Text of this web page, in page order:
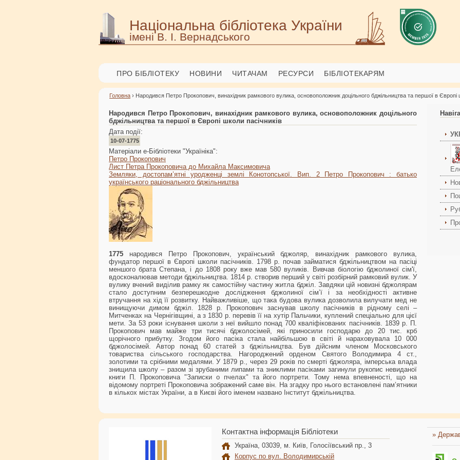
Національна бібліотека України
імені В. І. Вернадського
ПРО БІБЛІОТЕКУ НОВИНИ ЧИТАЧАМ РЕСУРСИ БІБЛІОТЕКАРЯМ
Головна › Народився Петро Прокопович, винахідник рамкового вулика, основоположник доцільного бджільництва та першої в Європі
Народився Петро Прокопович, винахідник рамкового вулика, основоположник доцільного
бджільництва та першої в Європі школи пасічників
Дата події:
10-07-1775
Матеріали е-Бібліотеки "Україніка":
Петро Прокопович
Лист Петра Прокоповича до Михайла Максимовича
Земляки, достопам’ятні уродженці землі Конотопської. Вип. 2 Петро Прокопович : батько
українського раціонального бджільництва
1775 народився Петро Прокопович, український бджоляр, винахідник рамкового вулика,
фундатор першої в Європі школи пасічників. 1798 р. почав займатися бджільництвом на пасіці
меншого брата Степана, і до 1808 року вже мав 580 вуликів. Вивчав біологію бджолиної сім'ї,
вдосконалював методи бджільництва. 1814 р. створив перший у світі розбірний рамковий вулик. У
вулику вчений виділив рамку як самостійну частину житла бджіл. Завдяки цій новизні бджолярам
стало доступним безперешкодне дослідження бджолиної сім’ї і за необхідності активне
втручання на хід її розвитку. Найважливіше, що така будова вулика дозволила вилучати мед не
винищуючи димом бджіл. 1828 р. Прокопович заснував школу пасічників в рідному селі –
Митченках на Чернігівщині, а з 1830 р. перевів її на хутір Пальчики, куплений спеціально для цієї
мети. За 53 роки існування школи з неї вийшло понад 700 кваліфікованих пасічників. 1839 р. П.
Прокопович мав майже три тисячі бджолосімей, які приносили господарю до 20 тис. крб
щорічного прибутку. Згодом його пасіка стала найбільшою в світі й нараховувала 10 000
бджолосімей. Автор понад 60 статей з бджільництва. Був дійсним членом Московського
товариства сільського господарства. Нагороджений орденом Святого Володимира 4 ст.,
золотими та срібними медалями. У 1879 р., через 29 років по смерті бджоляра, імперська влада
знищила школу – разом зі зрубаними липами та зниклими пасіками загинули рукопис невиданої
книги П. Прокоповича "Записки о пчелах" та його портрети. Тому нема впевненості, що на
відомому портреті Прокоповича зображений саме він. На згадку про нього встановлені пам’ятники
в кількох містах України, а в Києві його іменем названо Інститут бджільництва.
Контактна інформація Бібліотеки
Україна, 03039, м. Київ, Голосіївський пр., 3
Корпус по вул. Володимирській
»